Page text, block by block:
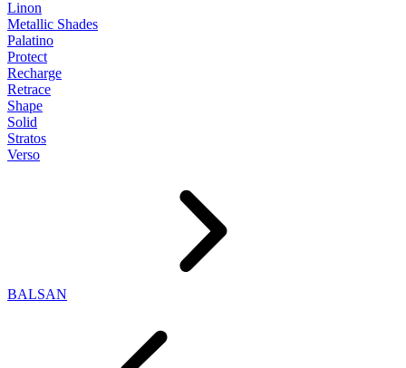
Linon
Metallic Shades
Palatino
Protect
Recharge
Retrace
Shape
Solid
Stratos
Verso
BALSAN